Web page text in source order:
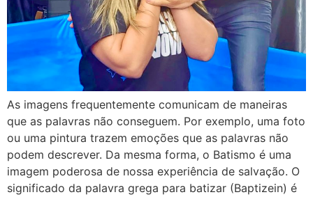
As imagens frequentemente comunicam de maneiras
que as palavras não conseguem. Por exemplo, uma foto
ou uma pintura trazem emoções que as palavras não
podem descrever. Da mesma forma, o Batismo é uma
imagem poderosa de nossa experiência de salvação. O
significado da palavra grega para batizar (Baptizein) é